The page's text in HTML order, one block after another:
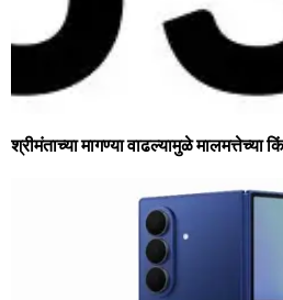
श्रीमंताच्या मागण्या वाढल्यामुळे मालमत्तेच्या